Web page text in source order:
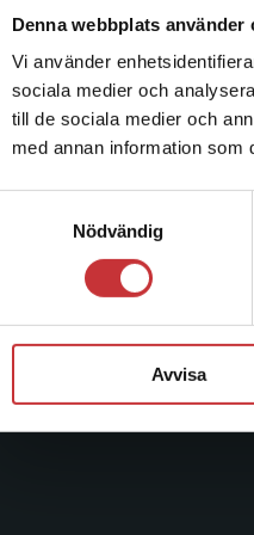
Denna webbplats använder
Vi använder
sociala medier och
till de sociala medier och
med annan information som
Nödvändig
Avvisa
och är idag Sveriges
läromedel, kurslitteratur,
digitala
hela kunskapsresan.